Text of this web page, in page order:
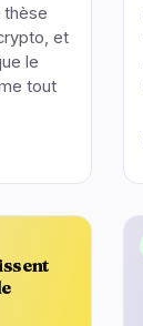
thèse
et
le
tout